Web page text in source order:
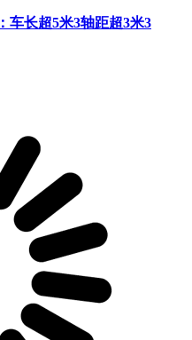
车长超5米3轴距超3米3